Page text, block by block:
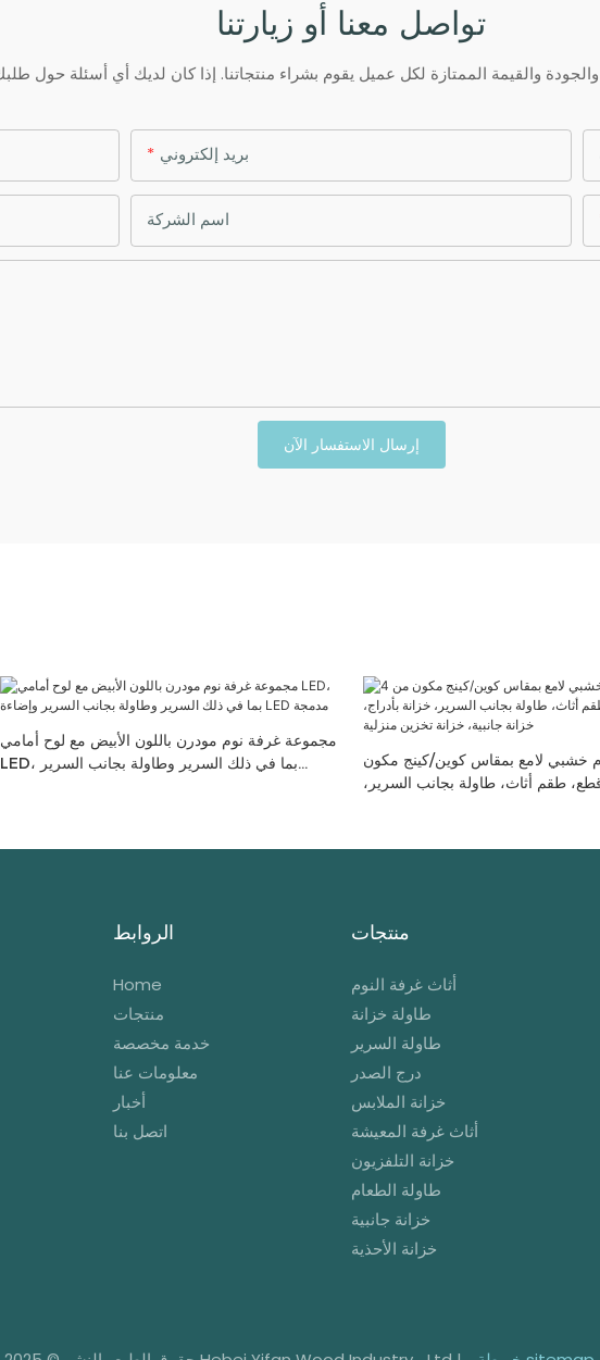
تواصل معنا أو زيارتنا
بريد إلكتروني
اسم الشركة
إرسال الاستفسار الآن
مجموعة غرفة نوم مودرن باللون الأبيض مع لوح أمامي
LED، بما في ذلك السرير وطاولة بجانب السرير
خشبي لامع بمقاس كوين/كينج مكون
4 قطع و5 قطع، طقم أثاث، طاولة بجانب السرير،
الروابط
Home
منتجات
خدمة مخصصة
معلومات عنا
أخبار
اتصل بنا
منتجات
أثاث غرفة النوم
طاولة خزانة
طاولة السرير
درج الصدر
خزانة الملابس
أثاث غرفة المعيشة
خزانة التلفزيون
طاولة الطعام
خزانة جانبية
خزانة الأحذية